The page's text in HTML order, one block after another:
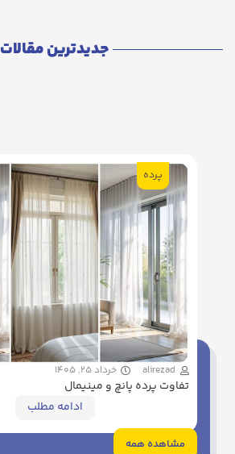
جدیدترین مقالات
پرده
alirezad خرداد 25, 1405
تفاوت پرده پانچ و مینیمال
ادامه مطلب
مشاهده همه